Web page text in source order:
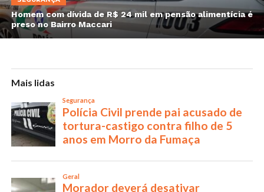
Homem com dívida de R$ 24 mil em pensão alimentícia é
preso no Bairro Maccari
Mais lidas